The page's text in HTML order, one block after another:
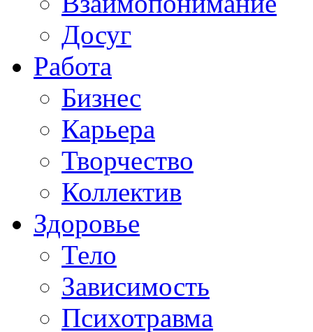
Досуг
Работа
Бизнес
Карьера
Творчество
Коллектив
Здоровье
Тело
Зависимость
Психотравма